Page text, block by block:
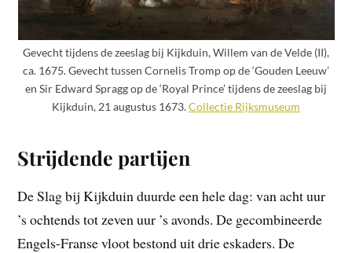
Gevecht tijdens de zeeslag bij Kijkduin, Willem van de Velde (II),
ca. 1675. Gevecht tussen Cornelis Tromp op de ‘Gouden Leeuw’
en Sir Edward Spragg op de ‘Royal Prince’ tijdens de zeeslag bij
Kijkduin, 21 augustus 1673.Collectie Rijksmuseum
Strijdende partijen
De Slag bij Kijkduin duurde een hele dag: van acht uur
’s ochtends tot zeven uur ’s avonds. De gecombineerde
Engels-Franse vloot bestond uit drie eskaders. De